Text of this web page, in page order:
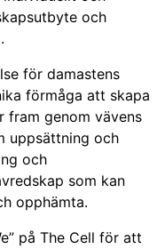
och
för damastens
förmåga att skapa
fram genom vävens
uppsättning och
och
som kan
opphämta.
på The Cell för att